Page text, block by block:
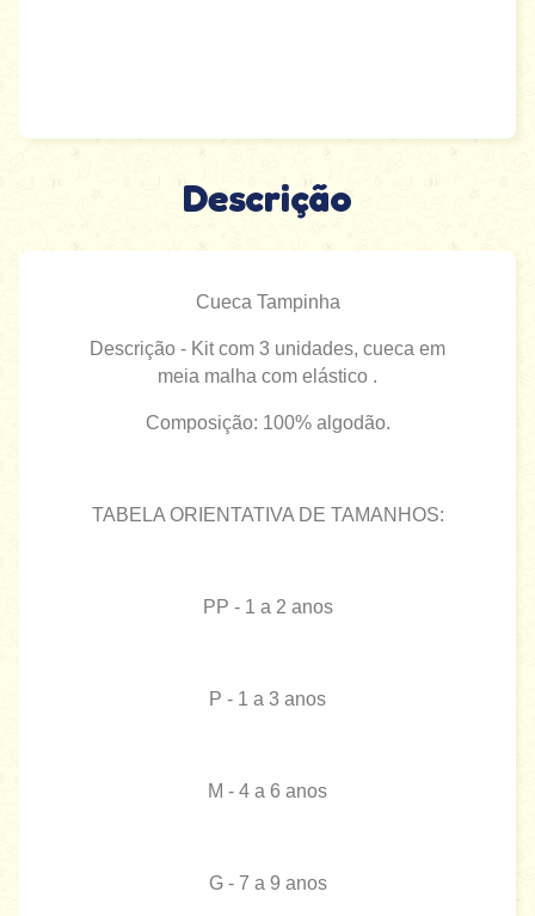
Descrição
Cueca Tampinha
Descrição - Kit com 3 unidades, cueca em
meia malha com elástico .
Composição: 100% algodão.
TABELA ORIENTATIVA DE TAMANHOS:
PP - 1 a 2 anos
P - 1 a 3 anos
M - 4 a 6 anos
G - 7 a 9 anos